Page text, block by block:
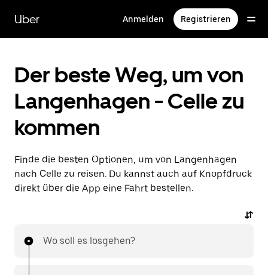
zum
Hauptinhalt
Uber Anmelden Registrieren
Der beste Weg, um von
Langenhagen - Celle zu
kommen
Finde die besten Optionen, um von Langenhagen
nach Celle zu reisen. Du kannst auch auf Knopfdruck
direkt über die App eine Fahrt bestellen.
Wo soll es losgehen?